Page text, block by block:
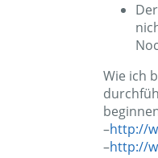
Wie ich
–http://
–http://